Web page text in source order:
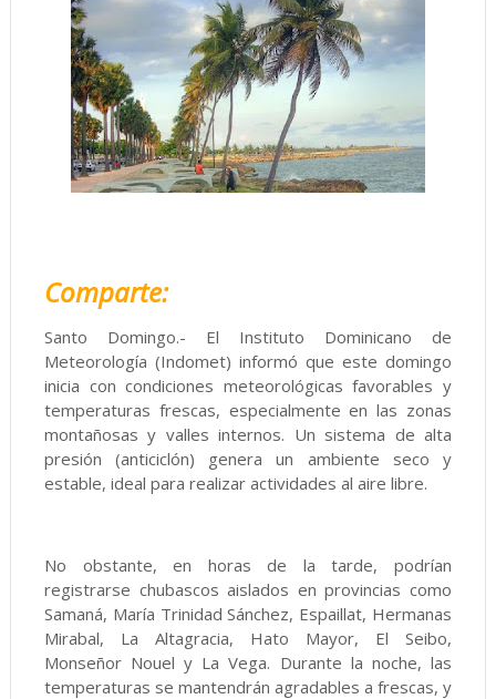
Comparte:
Santo Domingo.- El Instituto Dominicano de
Meteorología (Indomet) informó que este domingo
inicia con condiciones meteorológicas favorables y
temperaturas frescas, especialmente en las zonas
montañosas y valles internos. Un sistema de alta
presión (anticiclón) genera un ambiente seco y
estable, ideal para realizar actividades al aire libre.
No obstante, en horas de la tarde, podrían
registrarse chubascos aislados en provincias como
Samaná, María Trinidad Sánchez, Espaillat, Hermanas
Mirabal, La Altagracia, Hato Mayor, El Seibo,
Monseñor Nouel y La Vega. Durante la noche, las
temperaturas se mantendrán agradables a frescas, y